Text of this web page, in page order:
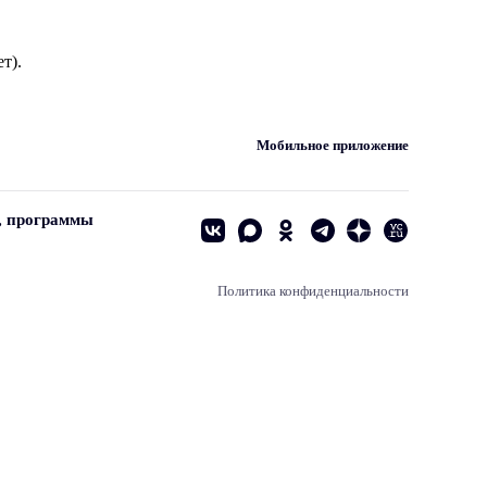
Мобильное приложение
программы
Политика конфиденциальности